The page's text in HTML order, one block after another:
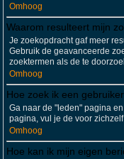
Omhoog
Waarom resulteert mijn
Je zoekopdracht gaf meer
Gebruik de geavanceerde
zoektermen als de te
Omhoog
Hoe zoek ik een
Ga naar de "leden" pagina
pagina, vul je de voor
Omhoog
Hoe kan ik mijn eigen